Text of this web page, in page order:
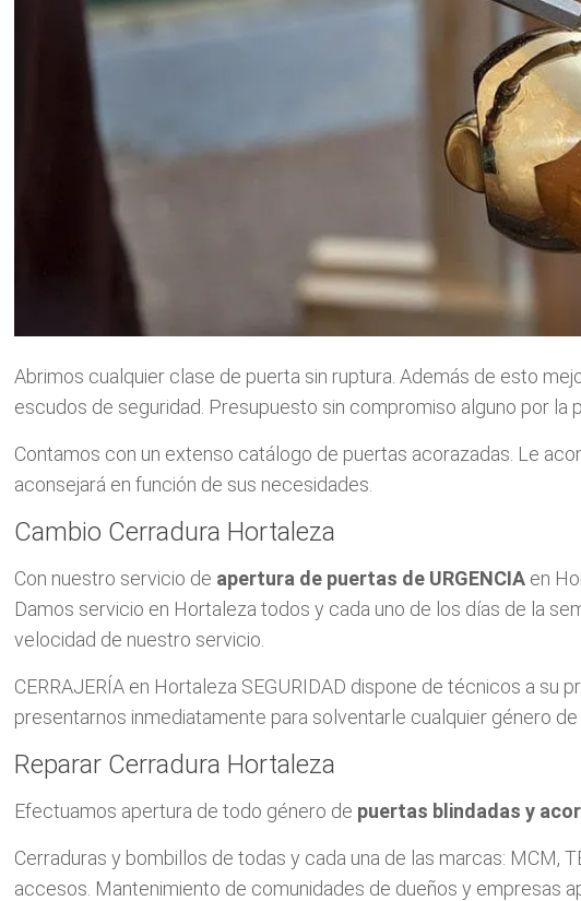
Abrimos cualquier clase de puerta sin ruptura. Además de esto
escudos de seguridad. Presupuesto sin compromiso alguno por la
Contamos con un extenso catálogo de puertas acorazadas. Le
aconsejará en función de sus necesidades.
Cambio Cerradura Hortaleza
Con nuestro servicio de apertura de puertas de URGENCIA en
Damos servicio en Hortaleza todos y cada uno de los días de la
velocidad de nuestro servicio.
CERRAJERÍA en Hortaleza SEGURIDAD dispone de técnicos a
presentarnos inmediatamente para solventarle cualquier género de
Reparar Cerradura Hortaleza
Efectuamos apertura de todo género de puertas blindadas y
Cerraduras y bombillos de todas y cada una de las marcas: MCM,
accesos. Mantenimiento de comunidades de dueños y empresas